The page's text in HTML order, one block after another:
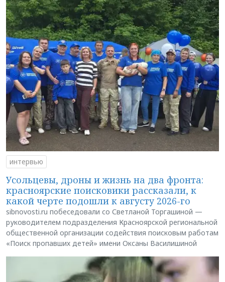
интервью
Усольцевы, дроны и жизнь на два фронта:
красноярские поисковики рассказали, к
какой черте подошли к августу 2026-го
sibnovosti.ru побеседовали со Светланой Торгашиной —
руководителем подразделения Красноярской региональной
общественной организации содействия поисковым работам
«Поиск пропавших детей» имени Оксаны Василишиной